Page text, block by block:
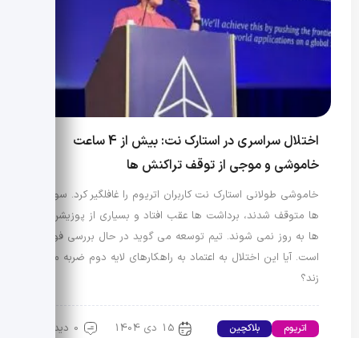
اختلال سراسری در استارک نت: بیش از 4 ساعت
خاموشی و موجی از توقف تراکنش ها
خاموشی طولانی استارک نت کاربران اتریوم را غافلگیر کرد. سواپ
ها متوقف شدند، برداشت ها عقب افتاد و بسیاری از پوزیشن
ها به روز نمی شوند. تیم توسعه می گوید در حال بررسی فوری
است. آیا این اختلال به اعتماد به راهکارهای لایه دوم ضربه می
زند؟
اتریوم بلاکچین 15 دی 1404 0 دیدگاه